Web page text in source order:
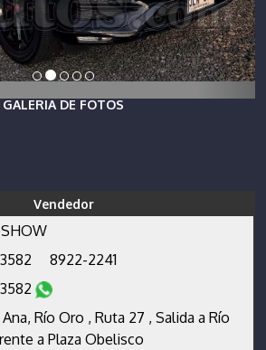
GALERIA DE FOTOS
Vendedor
8922-2241
Río Oro , Ruta 27 , Salida a Río
a Plaza Obelisco